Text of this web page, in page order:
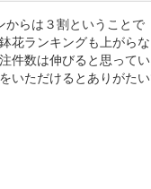
からは３割ということで
花ランキングも上がら
件数は伸びると思って
いただけるとありがたい